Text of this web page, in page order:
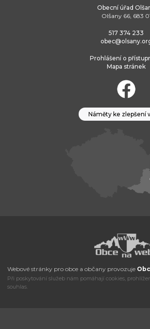
Obecní úřad
Olšany 66, 683
517 374 233
Prohlášení o
Mapa stránek
Náměty ke zlepšení
Webové stránky pro obce a občany provozuje
Při poskytování služeb nám pomáhají cookies,
souhlas.